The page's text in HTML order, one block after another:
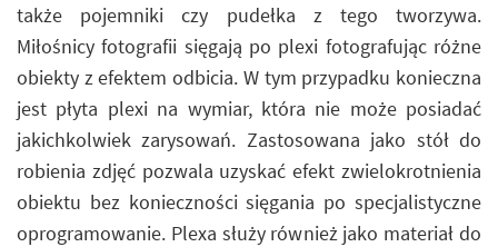
także pojemniki czy pudełka z tego tworzywa.
Miłośnicy fotografii sięgają po plexi fotografując różne
obiekty z efektem odbicia. W tym przypadku konieczna
jest płyta plexi na wymiar, która nie może posiadać
jakichkolwiek zarysowań. Zastosowana jako stół do
robienia zdjęć pozwala uzyskać efekt zwielokrotnienia
obiektu bez konieczności sięgania po specjalistyczne
oprogramowanie. Plexa służy również jako materiał do